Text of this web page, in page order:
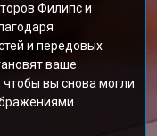
Филипс и
и передовых
ваше
вы снова могли